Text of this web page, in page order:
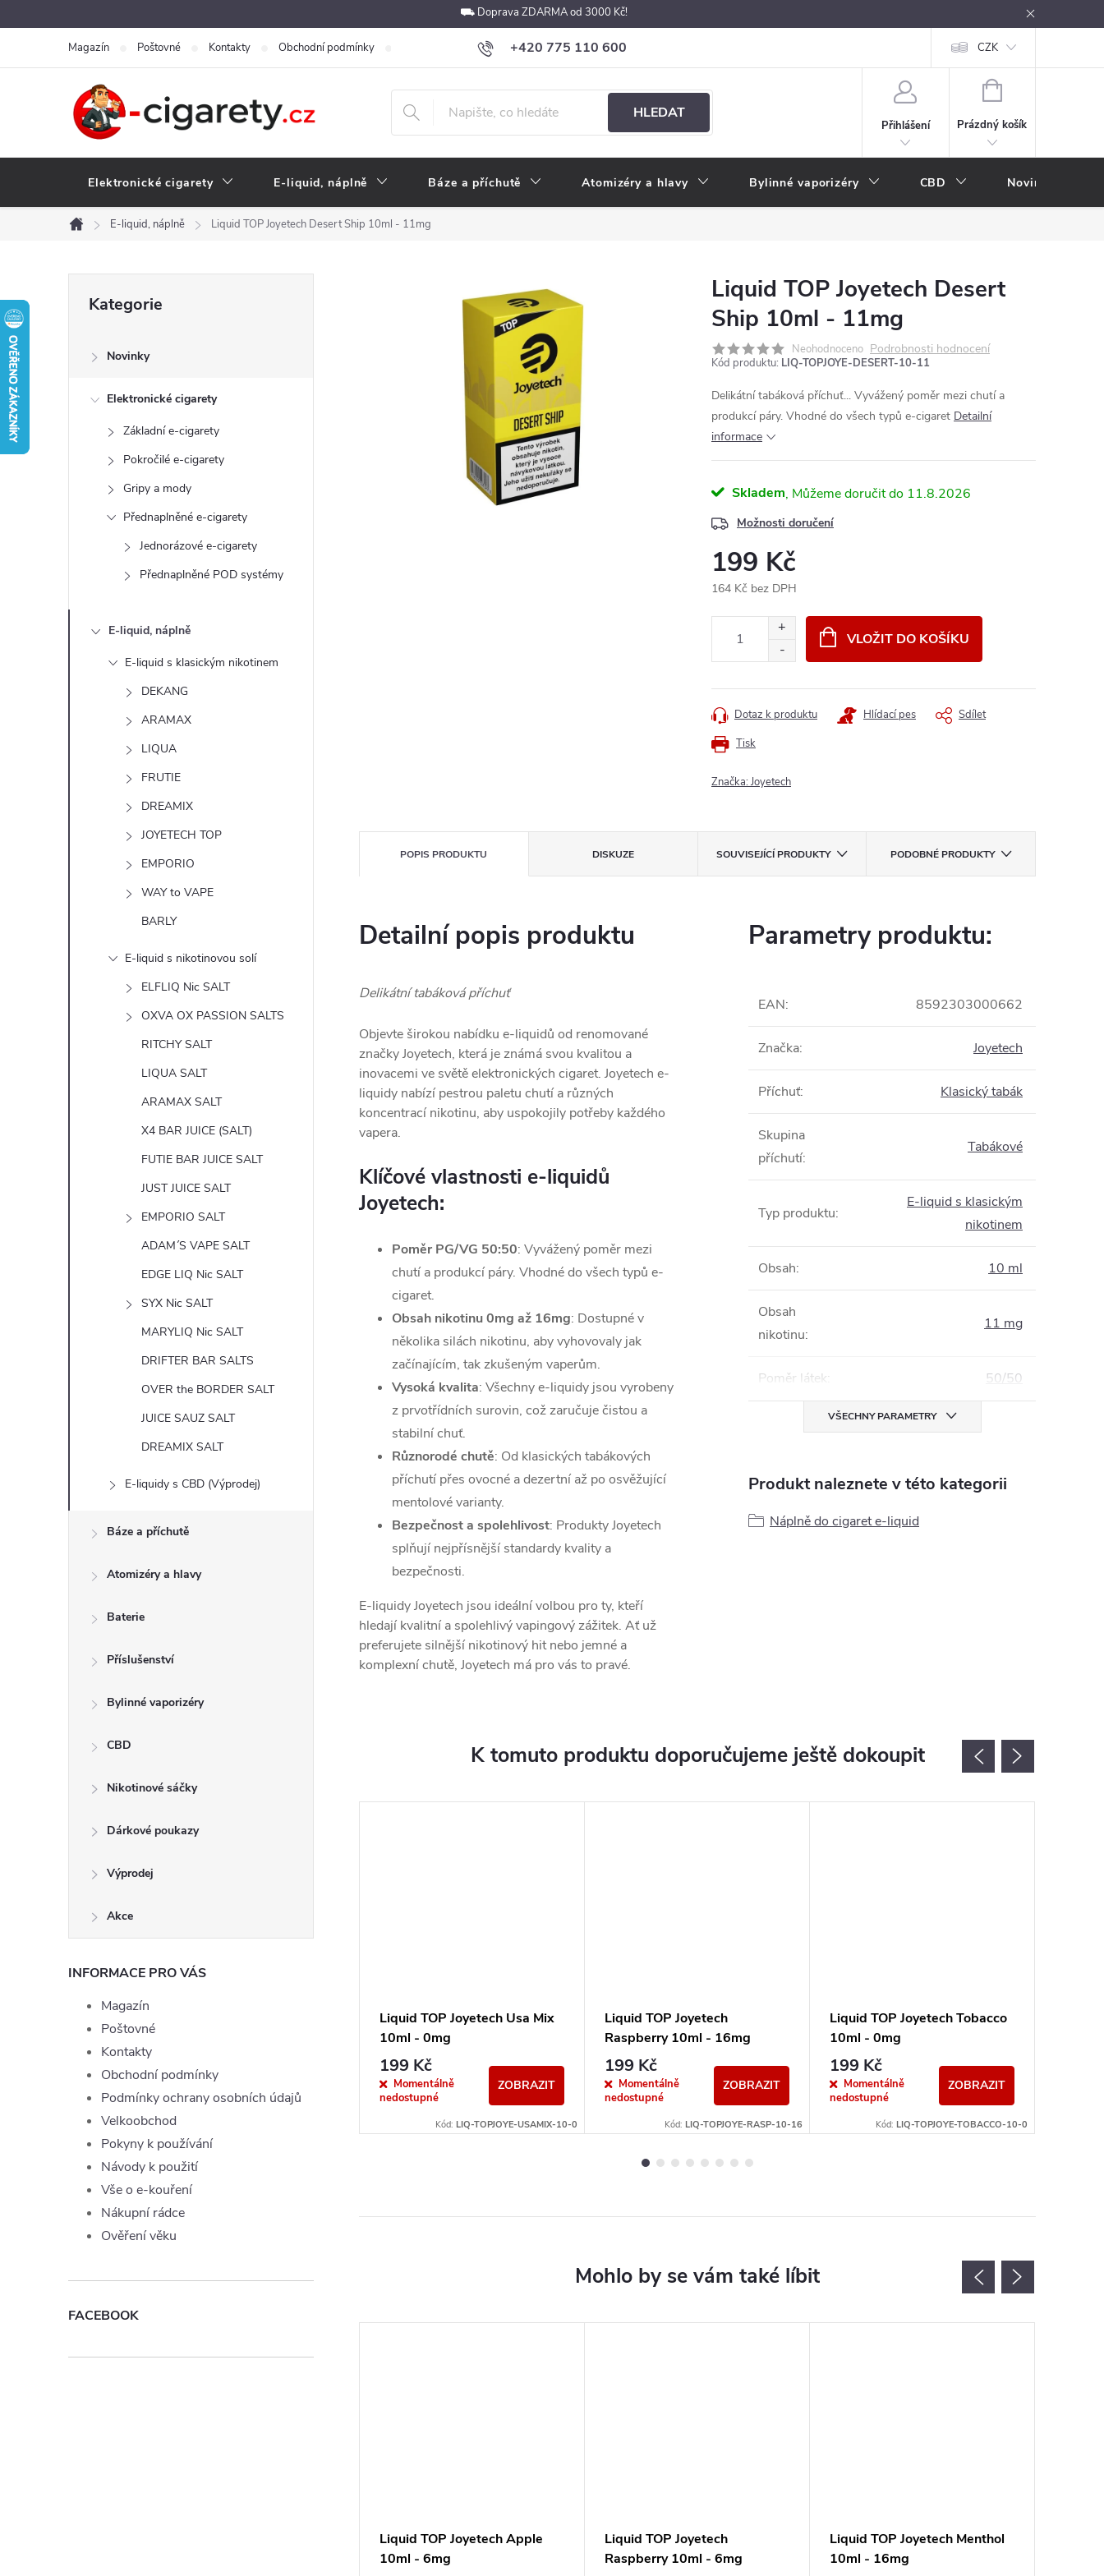
na
⛟ Doprava ZDARMA od 3000 Kč!
+420 775 110 600
obchod@e-cigarety.cz
Magazín Poštovné Kontakty Obchodní podmínky Podmínky ochrany osobních údajů Velkoobchod Vše o e-kouření Nákupní rádce
CZK
HLEDAT
Přihlášení
NÁKUPNÍ
Prázdný košík
Elektronické cigarety E-liquid, náplně Báze a příchutě Atomizéry a hlavy Bylinné vaporizéry CBD Novinky
Domů
E-liquid, náplně Liquid TOP Joyetech Desert Ship 10ml - 11mg
í
kategorie
Kategorie
Novinky
Elektronické cigarety
Základní e-cigarety
Pokročilé e-cigarety
Gripy a mody
Přednaplněné e-cigarety
Jednorázové e-cigarety
Přednaplněné POD systémy
E-liquid, náplně
E-liquid s klasickým nikotinem
DEKANG
ARAMAX
LIQUA
FRUTIE
DREAMIX
JOYETECH TOP
EMPORIO
WAY to VAPE
BARLY
E-liquid s nikotinovou solí
ELFLIQ Nic SALT
OXVA OX PASSION SALTS
RITCHY SALT
LIQUA SALT
ARAMAX SALT
X4 BAR JUICE (SALT)
FUTIE BAR JUICE SALT
JUST JUICE SALT
EMPORIO SALT
ADAM´S VAPE SALT
EDGE LIQ Nic SALT
SYX Nic SALT
MARYLIQ Nic SALT
DRIFTER BAR SALTS
OVER the BORDER SALT
JUICE SAUZ SALT
DREAMIX SALT
E-liquidy s CBD (Výprodej)
Báze a příchutě
Atomizéry a hlavy
Baterie
Příslušenství
Bylinné vaporizéry
CBD
Nikotinové sáčky
Dárkové poukazy
Výprodej
Akce
INFORMACE PRO VÁS
Magazín
Poštovné
Kontakty
Obchodní podmínky
Podmínky ochrany osobních údajů
Velkoobchod
Pokyny k používání
Návody k použití
Vše o e-kouření
Nákupní rádce
Ověření věku
FACEBOOK
Liquid TOP Joyetech Desert
Ship 10ml - 11mg
Neohodnoceno Podrobnosti hodnocení
Kód produktu: LIQ-TOPJOYE-DESERT-10-11
Delikátní tabáková příchuť... Vyvážený poměr mezi chutí a
produkcí páry. Vhodné do všech typů e-cigaret Detailní
informace
Skladem 11.8.2026
Možnosti doručení
199 Kč
164 Kč bez DPH
VLOŽIT DO KOŠÍKU
Tisk
Dotaz k produktu Hlídací pes Sdílet
Značka:Joyetech
POPIS PRODUKTU DISKUZE SOUVISEJÍCÍ PRODUKTY PODOBNÉ PRODUKTY
Detailní popis produktu
Delikátní tabáková příchuť
Objevte širokou nabídku e-liquidů od renomované
značky Joyetech, která je známá svou kvalitou a
inovacemi ve světě elektronických cigaret. Joyetech e-
liquidy nabízí pestrou paletu chutí a různých
koncentrací nikotinu, aby uspokojily potřeby každého
vapera.
Klíčové vlastnosti e-liquidů
Joyetech:
Poměr PG/VG 50:50: Vyvážený poměr mezi
chutí a produkcí páry. Vhodné do všech typů e-
cigaret.
Obsah nikotinu 0mg až 16mg: Dostupné v
několika silách nikotinu, aby vyhovovaly jak
začínajícím, tak zkušeným vaperům.
Vysoká kvalita: Všechny e-liquidy jsou vyrobeny
z prvotřídních surovin, což zaručuje čistou a
stabilní chuť.
Různorodé chutě: Od klasických tabákových
příchutí přes ovocné a dezertní až po osvěžující
mentolové varianty.
Bezpečnost a spolehlivost: Produkty Joyetech
splňují nejpřísnější standardy kvality a
bezpečnosti.
E-liquidy Joyetech jsou ideální volbou pro ty, kteří
hledají kvalitní a spolehlivý vapingový zážitek. Ať už
preferujete silnější nikotinový hit nebo jemné a
komplexní chutě, Joyetech má pro vás to pravé.
Parametry produktu:
EAN: 8592303000662
Značka: Joyetech
Příchuť: Klasický tabák
Skupina
příchutí:
Tabákové
Typ produktu:
E-liquid s klasickým
nikotinem
Obsah: 10 ml
Obsah
nikotinu:
11 mg
Poměr látek: 50/50
VŠECHNY PARAMETRY
Produkt naleznete v této kategorii
Náplně do cigaret e-liquid
K tomuto produktu doporučujeme ještě dokoupit
–23 %
DO KOŠÍKU
Kód: 72743
10ml - 11mg
199 Kč
Momentálně
nedostupné
Liquid TOP Joyetech Usa Mix
10ml - 0mg
199 Kč
Momentálně
nedostupné
ZOBRAZIT
Kód: LIQ-TOPJOYE-USAMIX-10-0
Liquid TOP Joyetech
Raspberry 10ml - 16mg
199 Kč
Momentálně
nedostupné
ZOBRAZIT
Kód: LIQ-TOPJOYE-RASP-10-16
Liquid TOP Joyetech Tobacco
10ml - 0mg
199 Kč
Momentálně
nedostupné
ZOBRAZIT
Kód: LIQ-TOPJOYE-TOBACCO-10-0
Liquid TOP Joyetech Apple
10ml - 6mg
Liquid TOP Joyetech
Raspberry 10ml - 6mg
Liquid TOP Joyetech Menthol
10ml - 16mg